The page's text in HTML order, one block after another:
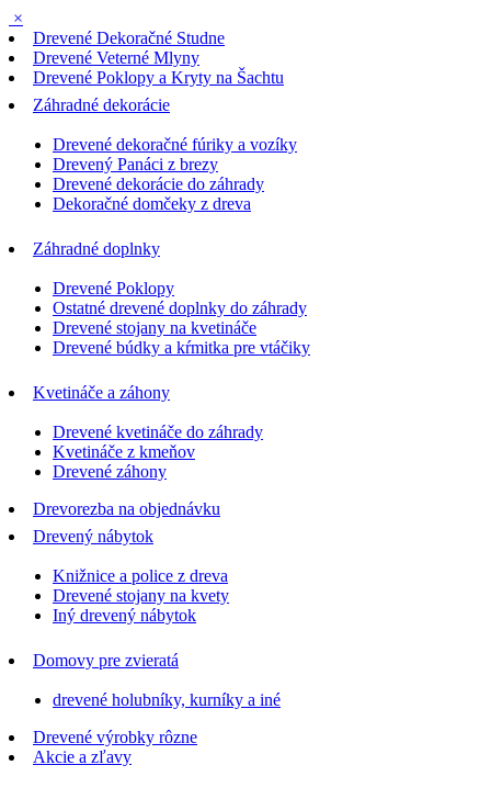
×
Drevené Dekoračné Studne
Drevené Veterné Mlyny
Drevené Poklopy a Kryty na Šachtu
Záhradné dekorácie
Drevené dekoračné fúriky a vozíky
Drevený Panáci z brezy
Drevené dekorácie do záhrady
Dekoračné domčeky z dreva
Záhradné doplnky
Drevené Poklopy
Ostatné drevené doplnky do záhrady
Drevené stojany na kvetináče
Drevené búdky a kŕmitka pre vtáčiky
Kvetináče a záhony
Drevené kvetináče do záhrady
Kvetináče z kmeňov
Drevené záhony
Drevorezba na objednávku
Drevený nábytok
Knižnice a police z dreva
Drevené stojany na kvety
Iný drevený nábytok
Domovy pre zvieratá
drevené holubníky, kurníky a iné
Drevené výrobky rôzne
Akcie a zľavy